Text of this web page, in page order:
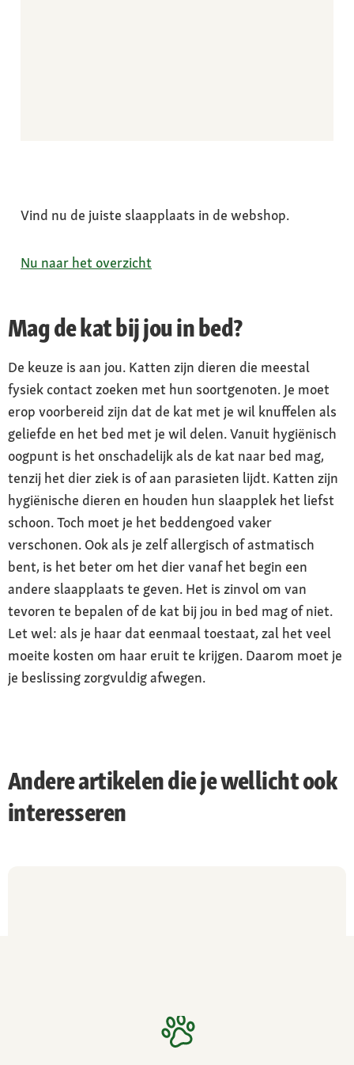
Vind nu de juiste slaapplaats in de webshop.
Nu naar het overzicht
Mag de kat bij jou in bed?
De keuze is aan jou. Katten zijn dieren die meestal
fysiek contact zoeken met hun soortgenoten. Je moet
erop voorbereid zijn dat de kat met je wil knuffelen als
geliefde en het bed met je wil delen. Vanuit hygiënisch
oogpunt is het onschadelijk als de kat naar bed mag,
tenzij het dier ziek is of aan parasieten lijdt. Katten zijn
hygiënische dieren en houden hun slaapplek het liefst
schoon. Toch moet je het beddengoed vaker
verschonen. Ook als je zelf allergisch of astmatisch
bent, is het beter om het dier vanaf het begin een
andere slaapplaats te geven. Het is zinvol om van
tevoren te bepalen of de kat bij jou in bed mag of niet.
Let wel: als je haar dat eenmaal toestaat, zal het veel
moeite kosten om haar eruit te krijgen. Daarom moet je
je beslissing zorgvuldig afwegen.
Andere artikelen die je wellicht ook
interesseren